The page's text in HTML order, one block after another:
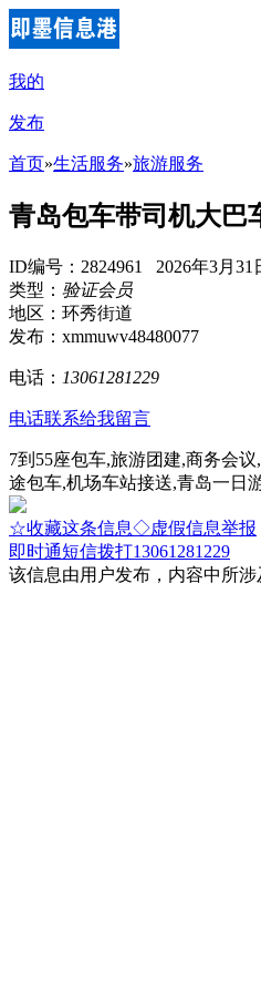
我的
发布
首页»生活服务»旅游服务
青岛包车带司机大巴
ID编号：2824961 2026年3月
类型： 验证会员
地区：环秀街道
发布：xmmuwv48480077
电话： 13061281229
电话联系给我留言
7到55座包车,旅游团建,商务会
途包车,机场车站接送,青岛一日
☆收藏这条信息◇虚假信息举报
即时通短信拨打13061281229
该信息由用户发布，内容中所